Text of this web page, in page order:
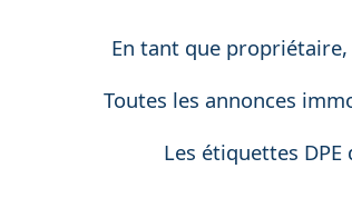
En tant que
Toutes les annonces
Les étiquettes